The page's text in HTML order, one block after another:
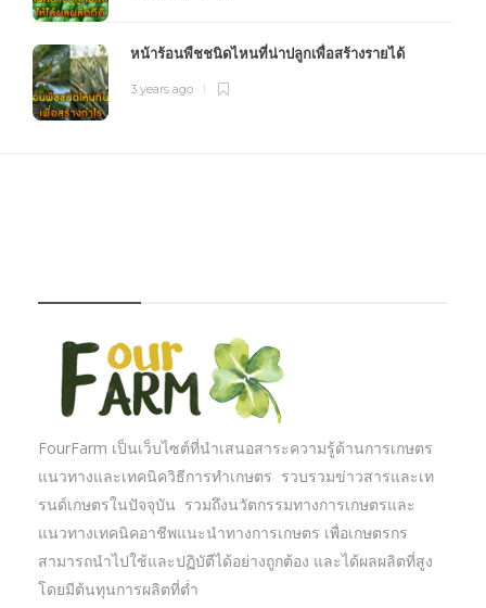
หน้าร้อนพืชชนิดไหนที่น่าปลูกเพื่อสร้างรายได้
3 years ago
FourFarm เป็นเว็บไซต์ที่นำเสนอสาระความรู้ด้านการเกษตร
แนวทางและเทคนิควิธีการทำเกษตร รวบรวมข่าวสารและเท
รนด์เกษตรในปัจจุบัน รวมถึงนวัตกรรมทางการเกษตรและ
แนวทางเทคนิคอาชีพแนะนำทางการเกษตร เพื่อเกษตรกร
สามารถนำไปใช้และปฏิบัตืได้อย่างถูกต้อง และได้ผลผลิตที่สูง
โดยมีต้นทุนการผลิตที่ต่ำ